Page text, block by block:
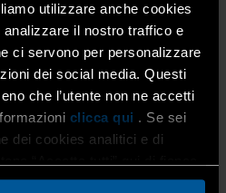
utilizzare anche cookies
il nostro traffico e
ci servono per personalizzare
dei social media. Questi
che l’utente non ne accetti
clicca qui . Se sei
dei cookies analitici e di
Confartigianato
Presidente Confartigianato
– Presidente Confartigianato